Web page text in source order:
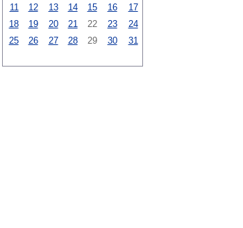
11
12 13 14 15 16
17
18
19 20 21 22 23
24
25
26 27 28 29 30 31